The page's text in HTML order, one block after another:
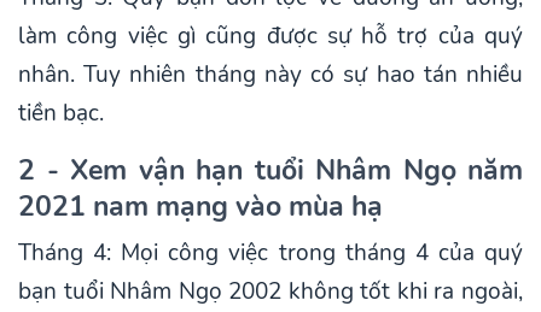
làm công việc gì cũng được sự hỗ trợ của quý
nhân. Tuy nhiên tháng này có sự hao tán nhiều
tiền bạc.
2 - Xem vận hạn tuổi Nhâm Ngọ năm
2021 nam mạng vào mùa hạ
Tháng 4: Mọi công việc trong tháng 4 của quý
bạn tuổi Nhâm Ngọ 2002 không tốt khi ra ngoài,